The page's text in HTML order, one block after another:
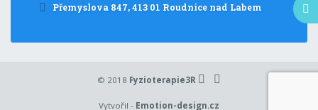
Přemyslova 847, 413 01 Roudnice nad Labem
© 2018 Fyzioterapie3R
Vytvořil - Emotion-design.cz